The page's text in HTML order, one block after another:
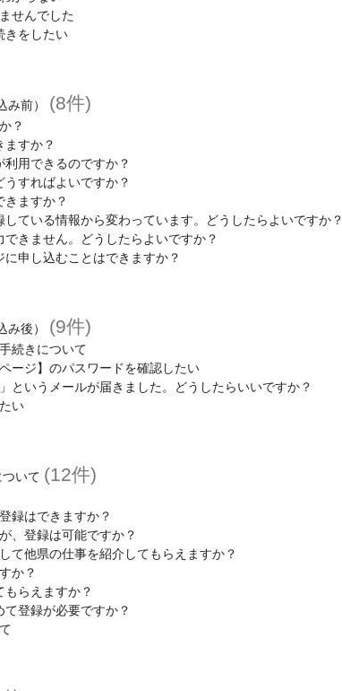
せんでした
きをしたい
前） (8件)
？
ますか？
用できるのですか？
うすればよいですか？
きますか？
ている情報から変わっています。どうしたらよいですか？
きません。どうしたらよいですか？
申し込むことはできますか？
後） (9件)
続きについて
ージ】のパスワードを確認したい
というメールが届きました。どうしたらいいですか？
い
いて (12件)
録はできますか？
、登録は可能ですか？
て他県の仕事を紹介してもらえますか？
か？
らえますか？
登録が必要ですか？